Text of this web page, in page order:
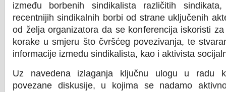
između borbenih sindikalista različitih
recentnijih sindikalnih borbi od strane uključenih
od želja organizatora da se konferencija iskoristi
korake u smjeru što čvršćeg povezivanja, te
informacije između sindikalista, kao i aktivista
Uz navedena izlaganja ključnu ulogu u radu
povezane diskusije, u kojima se nadamo